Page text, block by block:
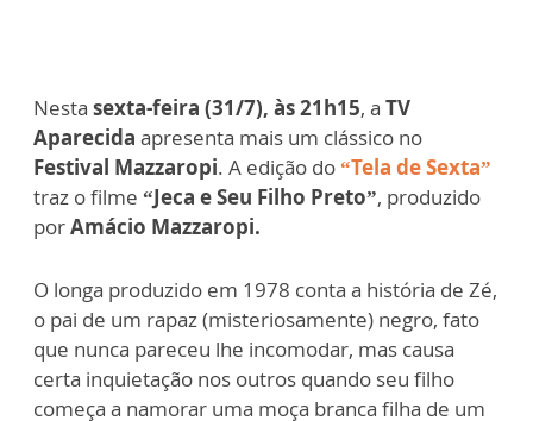
Nesta sexta-feira (31/7), às 21h15, a TV
Aparecida apresenta mais um clássico no
Festival Mazzaropi. A edição do“Tela de Sexta”
traz o filme “Jeca e Seu Filho Preto”, produzido
porAmácio Mazzaropi.
O longa produzido em 1978 conta a história de Zé,
o pai de um rapaz (misteriosamente) negro, fato
que nunca pareceu lhe incomodar, mas causa
certa inquietação nos outros quando seu filho
começa a namorar uma moça branca filha de um